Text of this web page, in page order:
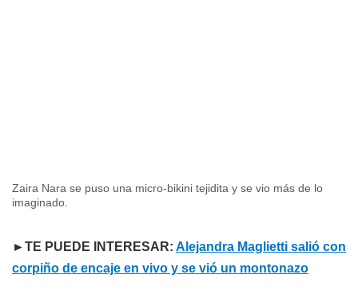
Zaira Nara se puso una micro-bikini tejidita y se vio más de lo
imaginado.
►TE PUEDE INTERESAR: Alejandra Maglietti salió con
corpiño de encaje en vivo y se vió un montonazo